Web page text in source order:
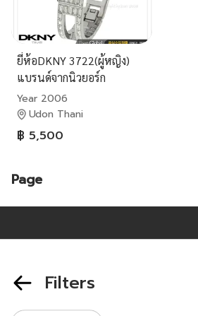
ยี่ห้อDKNY 3722(ผู้หญิง)
แบรนด์จากนิวยอร์ก
Year 2006
Udon Thani
฿ 5,500
Page
Filters